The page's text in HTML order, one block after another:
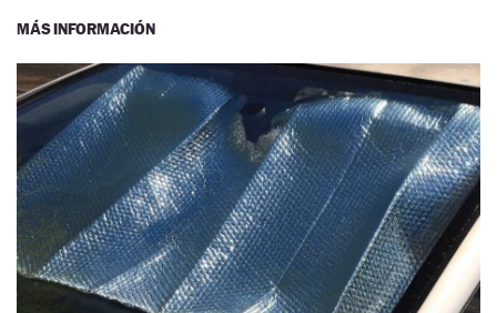
MÁS INFORMACIÓN